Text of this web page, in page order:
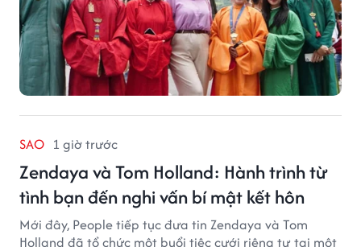
SAO 1 giờ trước
Zendaya và Tom Holland: Hành trình từ
tình bạn đến nghi vấn bí mật kết hôn
Mới đây, People tiếp tục đưa tin Zendaya và Tom
Holland đã tổ chức một buổi tiệc cưới riêng tư tại một